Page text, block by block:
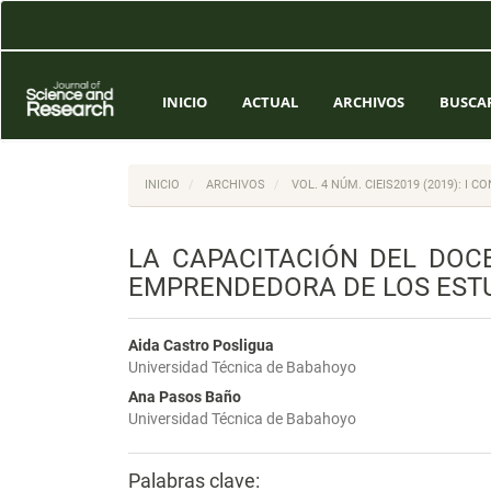
Contenido
Barra
lateral
INICIO ACTUAL ARCHIVOS
INICIO ARCHIVOS VOL. 4 NÚM. CIEIS2019 (2019): I
LA CAPACITACIÓN DEL
EMPRENDEDORA DE LOS
Aida Castro Posligua
Universidad Técnica de Babahoyo
Ana Pasos Baño
Universidad Técnica de Babahoyo
Palabras clave: